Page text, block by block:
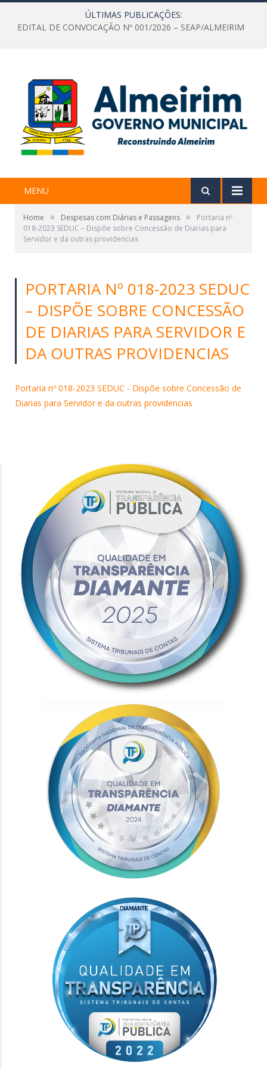
ÚLTIMAS PUBLICAÇÕES:
EDITAL DE CONVOCAÇÃO Nº 001/2026 – SEAP/ALMEIRIM
MENU
Home » Despesas com Diárias e Passagens »
Portaria nº
018-2023 SEDUC – Dispõe sobre Concessão de Diarias para
Servidor e da outras providencias
PORTARIA Nº 018-2023 SEDUC
– DISPÕE SOBRE CONCESSÃO
DE DIARIAS PARA SERVIDOR E
DA OUTRAS PROVIDENCIAS
Portaria nº 018-2023 SEDUC - Dispõe sobre Concessão de
Diarias para Servidor e da outras providencias